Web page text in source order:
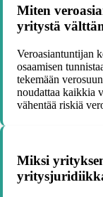
Miten
yritystä
Veroasiantuntijan
osaamisen
tekemään
noudattaa kaikkia
vähentää riskiä
Miksi